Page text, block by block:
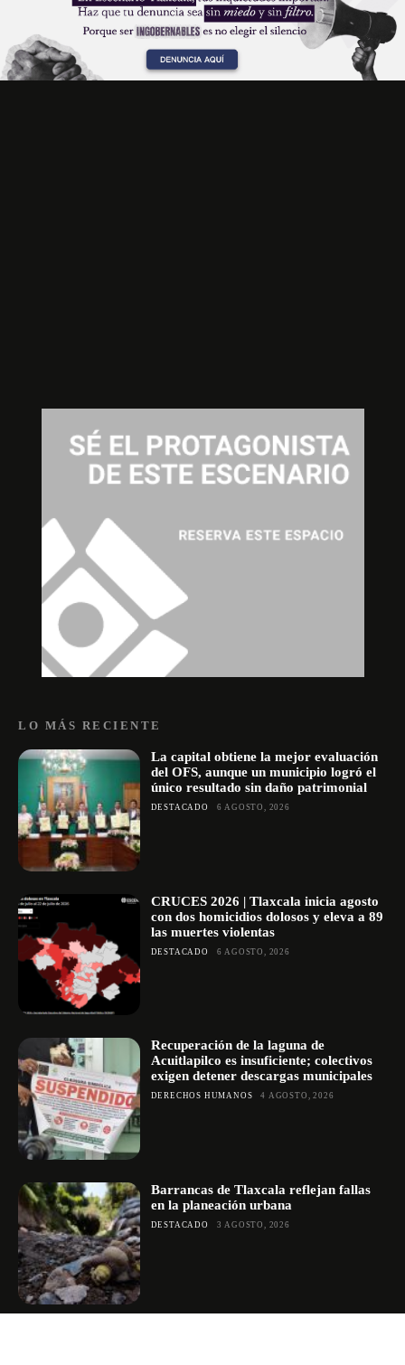
LO MÁS RECIENTE
La capital obtiene la mejor evaluación
del OFS, aunque un municipio logró el
único resultado sin daño patrimonial
DESTACADO 6 AGOSTO, 2026
CRUCES 2026 | Tlaxcala inicia agosto
con dos homicidios dolosos y eleva a 89
las muertes violentas
DESTACADO 6 AGOSTO, 2026
Recuperación de la laguna de
Acuitlapilco es insuficiente; colectivos
exigen detener descargas municipales
DERECHOS HUMANOS 4 AGOSTO, 2026
Barrancas de Tlaxcala reflejan fallas
en la planeación urbana
DESTACADO 3 AGOSTO, 2026